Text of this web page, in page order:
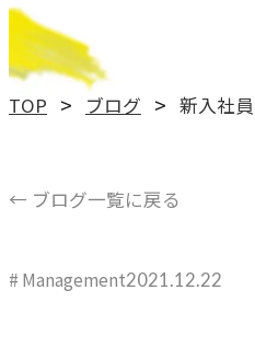
理念経営
TOP ブログ
← ブログ一覧に戻る
# Management2021.12.22